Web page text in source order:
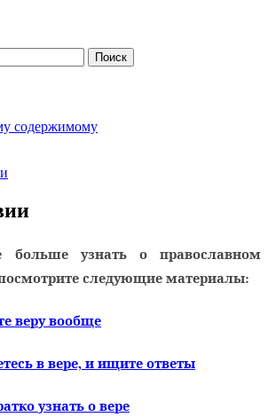
Белыничи
содержимому
больше узнать о православном
следующие материалы:
веру вообще
в вере, и ищите ответы
узнать о вере